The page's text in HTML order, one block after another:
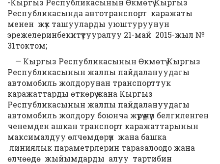
-Кыргыз Республикасынын Өкмөтү Кыргыз
Республикасында автотранспорт каражаты
менен жүк ташууларды уюштуруунун
эрежелеринбекитүүтууралуу 21-май 2015-жыл №
31токтом;
— Кыргыз Республикасынын Өкмөтү Кыргыз
Республикасынын жалпы пайдалануудагы
автомобиль жолдорунан транспорттук
каражаттарды өткөрүү жана Кыргыз
Республикасынын жалпы пайдалануудагы
автомобиль жолдору боюнча жүрүү үчүн белгиленген
ченемден ашкан транспорт каражаттарынын
максималдуу өлчөмдөрүн жана башка
линиялык параметрлерин таразалоодо жана
өлчөөдө жыйымдарды алуу тартибин